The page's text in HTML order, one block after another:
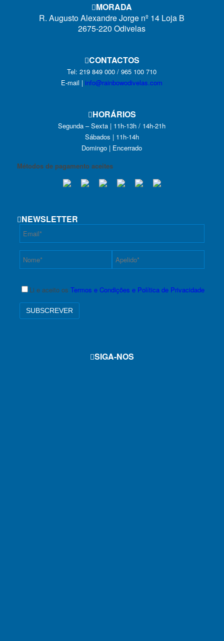
MORADA
R. Augusto Alexandre Jorge nº 14 Loja B
2675-220 Odivelas
CONTACTOS
Tel: 219 849 000 / 965 100 710
E-mail | info@rainbowodivelas.com
HORÁRIOS
Segunda – Sexta | 11h-13h / 14h-21h
Sábados | 11h-14h
Domingo | Encerrado
Métodos de pagamento aceites
NEWSLETTER
Li e aceito os Termos e Condições e Política de Privacidade
SIGA-NOS